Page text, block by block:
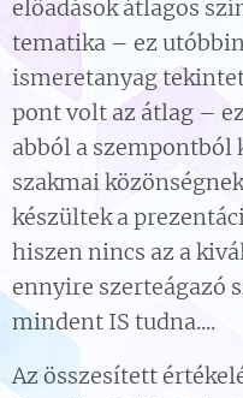
előadások átlagos
tematika – ez
ismeretanyag
pont volt az átlag –
abból a
szakmai
készültek a
hiszen nincs az a
ennyire szerteágazó
mindent IS tudna....
Az összesített